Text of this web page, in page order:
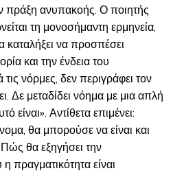
πράξη ανυπακοής. Ο ποιητής
τη μονοσήμαντη ερμηνεία,
καταλήξει να προσπέσει
και την ένδεια του
νόρμες, δεν περιγράφει τον
Δε μεταδίδει νόημα με μια απλή
είναι». Αντίθετα επιμένει:
θα μπορούσε να είναι και
Πώς θα εξηγήσει την
πραγματικότητα είναι